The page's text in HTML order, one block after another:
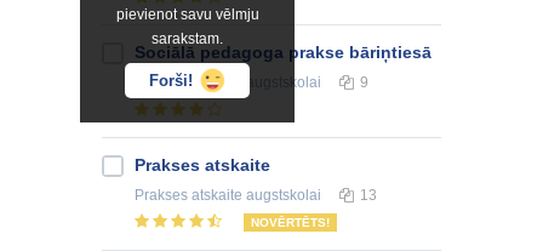
pievienot savu vēlmju
sarakstam.
Forši!
Sociālā pedagoga prakse bāriņtiesā
Prakses atskaite augstskolai 9
Prakses atskaite
Prakses atskaite augstskolai 13
NOVĒRTĒTS!